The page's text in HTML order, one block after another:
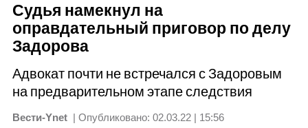
Судья намекнул на
оправдательный приговор по делу
Задорова
Адвокат почти не встречался с Задоровым
на предварительном этапе следствия
Вести-Ynet | Опубликовано: 02.03.22 | 15:56